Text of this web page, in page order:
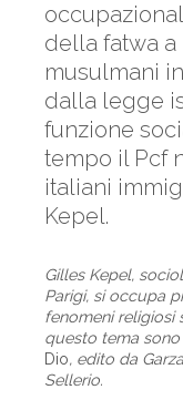
della fatwa a
musulmani
dalla legge
funzione
tempo il Pcf
italiani
Kepel.
Gilles Kepel,
Parigi, si occupa
fenomeni religiosi
questo tema
Dio, edito da
Sellerio.